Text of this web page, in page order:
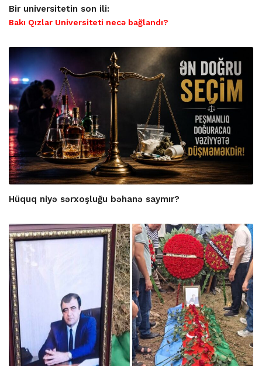
Bir universitetin son ili:
Bakı Qızlar Universiteti necə bağlandı?
Hüquq niyə sərxoşluğu bəhanə saymır?